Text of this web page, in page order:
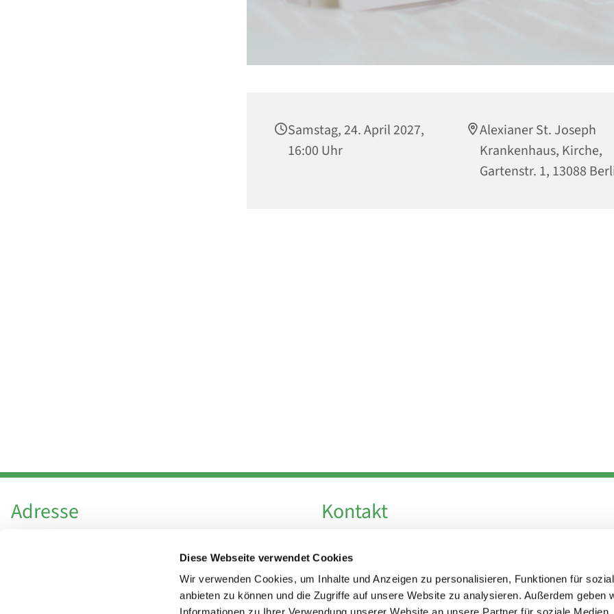
Diese Webseite verwendet Cookies
Wir verwenden Cookies, um Inhalte und Anzeigen zu personalisieren, Funktionen für
anbieten zu können und die Zugriffe auf unsere Website zu analysieren. Außerdem geben
Samstag, 24. April 2027,
16:00 Uhr
Alexianer St. Joseph
Krankenhaus, Kirche,
Gartenstr. 1, 13088
Adresse
Hl. Theresa von Avila Berlin Nordost
Leitender Pfarrer - Norbert Pomplun
Kontakt
Fax +49 30 924 54 18
E-Mailinfo@theresa-von-avila-berlin.de